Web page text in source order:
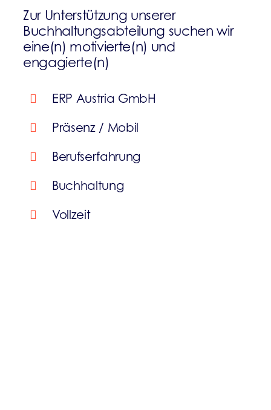
Zur Unterstützung unserer
Buchhaltungsabteilung suchen wir
eine(n) motivierte(n) und
engagierte(n)
ERP Austria GmbH
Präsenz / Mobil
Berufserfahrung
Buchhaltung
Vollzeit